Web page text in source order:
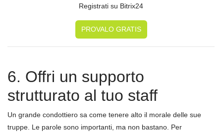
Registrati su Bitrix24
PROVALO GRATIS
6. Offri un supporto
strutturato al tuo staff
Un grande condottiero sa come tenere alto il morale delle sue
truppe. Le parole sono importanti, ma non bastano. Per